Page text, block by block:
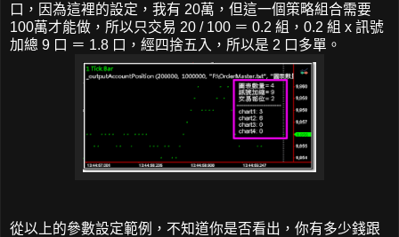
口，因為這裡的設定，我有 20萬，但這一個策略組合需要
100萬才能做，所以只交易 20 / 100 ＝ 0.2 組，0.2 組 x 訊號
加總 9 口 ＝ 1.8 口，經四捨五入，所以是 2 口多單。
從以上的參數設定範例，不知道你是否看出，你有多少錢跟